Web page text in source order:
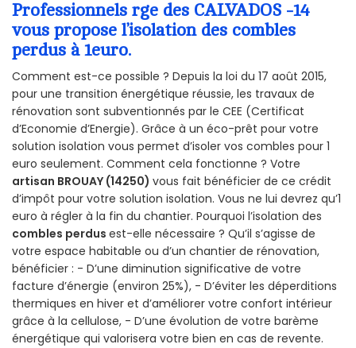
Professionnels rge des CALVADOS -14
vous propose l’isolation des combles
perdus à 1euro.
Comment est-ce possible ? Depuis la loi du 17 août 2015,
pour une transition énergétique réussie, les travaux de
rénovation sont subventionnés par le CEE (Certificat
d’Economie d’Energie). Grâce à un éco-prêt pour votre
solution isolation vous permet d’isoler vos combles pour 1
euro seulement. Comment cela fonctionne ? Votre
artisan BROUAY (14250) vous fait bénéficier de ce crédit
d’impôt pour votre solution isolation. Vous ne lui devrez qu’1
euro à régler à la fin du chantier. Pourquoi l’isolation des
combles perdus est-elle nécessaire ? Qu’il s’agisse de
votre espace habitable ou d’un chantier de rénovation,
bénéficier : - D’une diminution significative de votre
facture d’énergie (environ 25%), - D’éviter les déperditions
thermiques en hiver et d’améliorer votre confort intérieur
grâce à la cellulose, - D’une évolution de votre barème
énergétique qui valorisera votre bien en cas de revente.